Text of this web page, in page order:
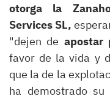
otorga la
Services SL,
"dejen de apostar
favor de la vida y
que la de la
ha demostrado